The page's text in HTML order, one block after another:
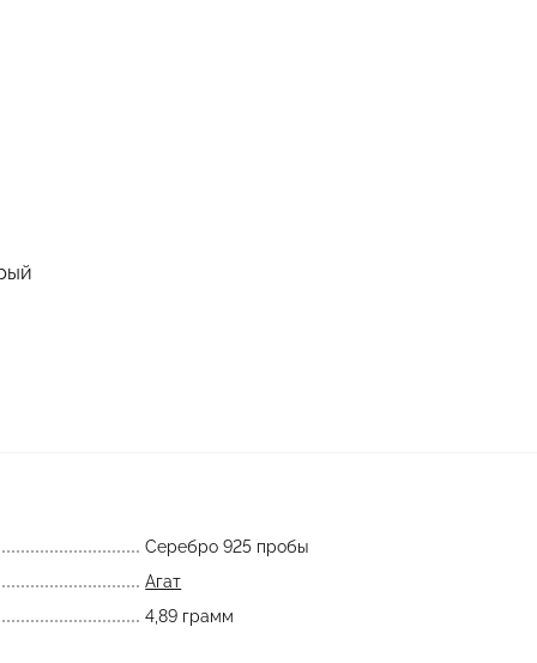
Серебро 925 пробы
Агат
4,89 грамм